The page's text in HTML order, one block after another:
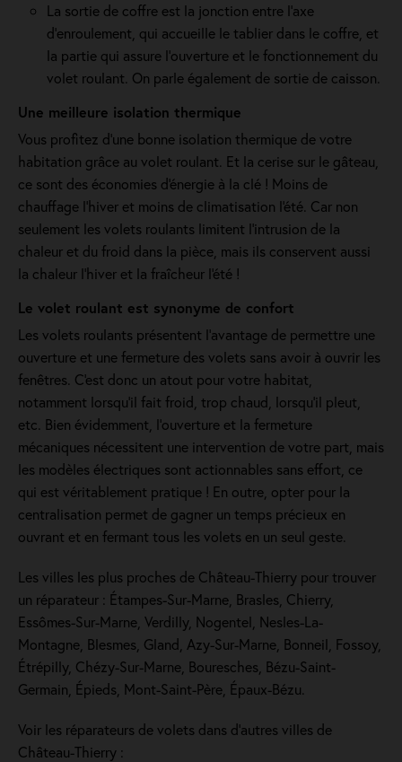
La sortie de coffre est la jonction entre l’axe
d’enroulement, qui accueille le tablier dans le coffre, et
la partie qui assure l’ouverture et le fonctionnement du
volet roulant. On parle également de sortie de caisson.
Une meilleure isolation thermique
Vous profitez d'une bonne isolation thermique de votre
habitation grâce au volet roulant. Et la cerise sur le gâteau,
ce sont des économies d'énergie à la clé ! Moins de
chauffage l'hiver et moins de climatisation l'été. Car non
seulement les volets roulants limitent l'intrusion de la
chaleur et du froid dans la pièce, mais ils conservent aussi
la chaleur l'hiver et la fraîcheur l'été !
Le volet roulant est synonyme de confort
Les volets roulants présentent l'avantage de permettre une
ouverture et une fermeture des volets sans avoir à ouvrir les
fenêtres. C'est donc un atout pour votre habitat,
notamment lorsqu’il fait froid, trop chaud, lorsqu’il pleut,
etc. Bien évidemment, l’ouverture et la fermeture
mécaniques nécessitent une intervention de votre part, mais
les modèles électriques sont actionnables sans effort, ce
qui est véritablement pratique ! En outre, opter pour la
centralisation permet de gagner un temps précieux en
ouvrant et en fermant tous les volets en un seul geste.
Les villes les plus proches de Château-Thierry pour trouver
un réparateur : Étampes-Sur-Marne, Brasles, Chierry,
Essômes-Sur-Marne, Verdilly, Nogentel, Nesles-La-
Montagne, Blesmes, Gland, Azy-Sur-Marne, Bonneil, Fossoy,
Étrépilly, Chézy-Sur-Marne, Bouresches, Bézu-Saint-
Germain, Épieds, Mont-Saint-Père, Épaux-Bézu.
Voir les réparateurs de volets dans d’autres villes de
Château-Thierry :